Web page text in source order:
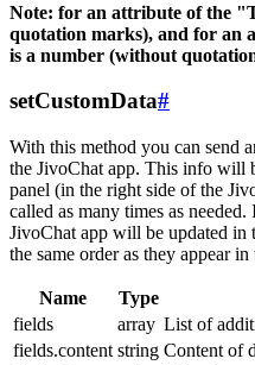
Note: for an attribute of the
quotation marks), and for an
is a number (without
setCustomData#
With this method you can send
the JivoChat app. This info will
panel (in the right side of the
called as many times as
JivoChat app will be updated in
the same order as they appear
Name Type
fields
array List of
fields.content string Content of